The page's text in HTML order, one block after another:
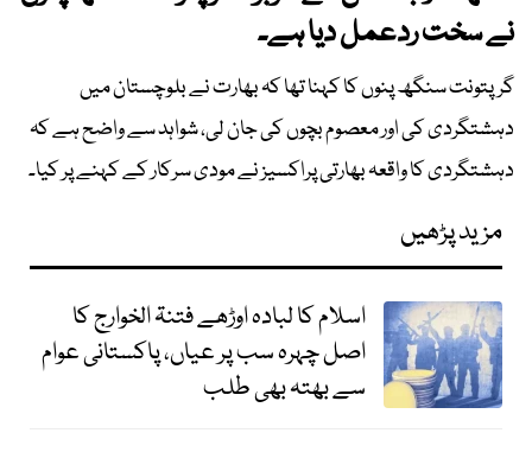
نے سخت ردعمل دیا ہے۔
گرپتونت سنگھ پنوں کا کہنا تھا کہ بھارت نے بلوچستان میں
دہشتگردی کی اور معصوم بچوں کی جان لی، شواہد سے واضح ہے کہ
دہشتگردی کا واقعہ بھارتی پراکسیز نے مودی سرکار کے کہنے پر کیا۔
مزید پڑھیں
اسلام کا لبادہ اوڑھے فتنۃ الخوارج کا
اصل چہرہ سب پر عیاں، پاکستانی عوام
سے بھتہ بھی طلب